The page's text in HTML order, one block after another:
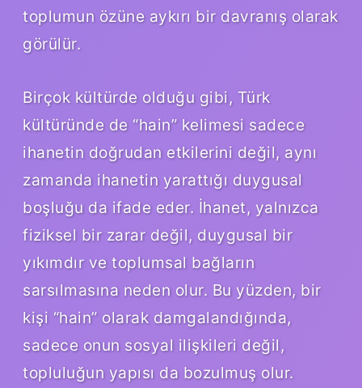
toplumun özüne aykırı bir davranış olarak
görülür.
Birçok kültürde olduğu gibi, Türk
kültüründe de “hain” kelimesi sadece
ihanetin doğrudan etkilerini değil, aynı
zamanda ihanetin yarattığı duygusal
boşluğu da ifade eder. İhanet, yalnızca
fiziksel bir zarar değil, duygusal bir
yıkımdır ve toplumsal bağların
sarsılmasına neden olur. Bu yüzden, bir
kişi “hain” olarak damgalandığında,
sadece onun sosyal ilişkileri değil,
topluluğun yapısı da bozulmuş olur.